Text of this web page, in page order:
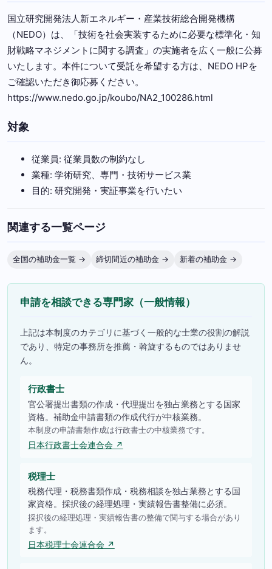
国立研究開発法人新エネルギー・産業技術総合開発機構
（NEDO）は、「技術を社会実装するために必要な標準化・知
財戦略マネジメントに関する調査」の実施者を広く一般に公募
いたします。本件について受託を希望する方は、NEDO HPを
ご確認いただき御応募ください。
https://www.nedo.go.jp/koubo/NA2_100286.html
対象
従業員: 従業員数の制約なし
業種: 学術研究、専門・技術サービス業
目的: 研究開発・実証事業を行いたい
関連する一覧ページ
全国の補助金一覧 → 締切間近の補助金 → 新着の補助金 →
申請を相談できる専門家（一般情報）
上記は本制度のカテゴリに基づく一般的な士業の役割の解説
であり、特定の事務所を推薦・斡旋するものではありませ
ん。
行政書士
官公署提出書類の作成・代理提出を独占業務とする国家
資格。補助金申請書類の作成代行が中核業務。
本制度の申請書類作成は行政書士の中核業務です。
日本行政書士会連合会 ↗
税理士
税務代理・税務書類作成・税務相談を独占業務とする国
家資格。採択後の経理処理・実績報告書整備に必須。
採択後の経理処理・実績報告書の整備で関与する場合があり
ます。
日本税理士会連合会 ↗